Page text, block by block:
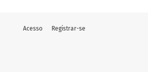
Acesso Registrar-se